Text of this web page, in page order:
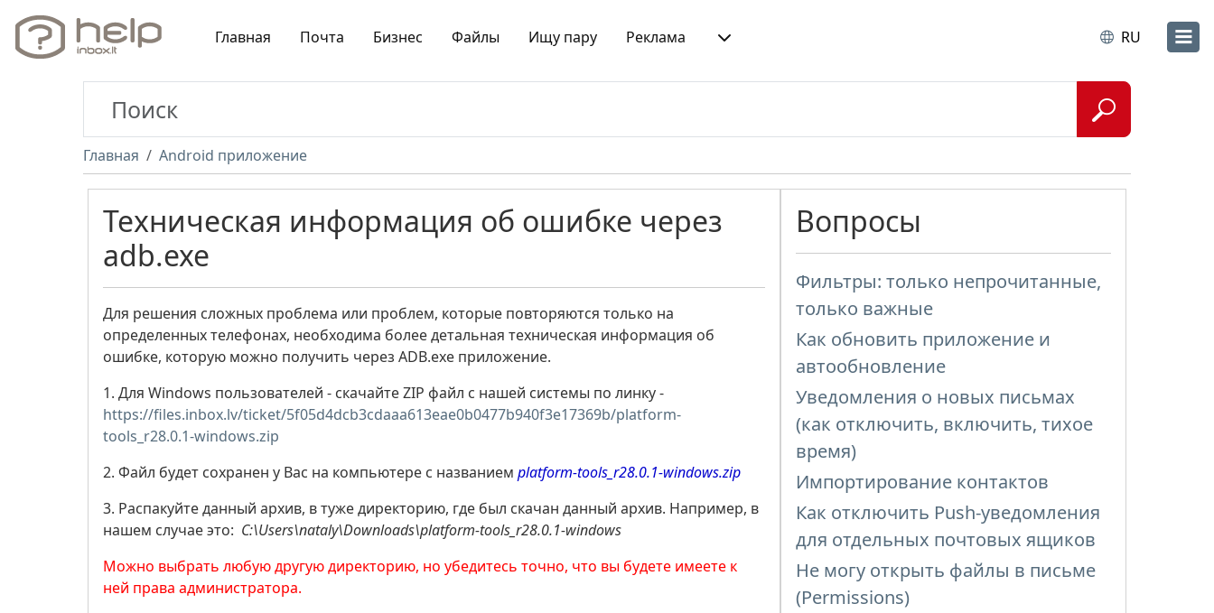
Главная Почта Бизнес Файлы Ищу пару Реклама RU
Главная Android приложение
Техническая информация об ошибке через
adb.exe
Для решения сложных проблема или проблем, которые повторяются только на
определенных телефонах, необходима более детальная техническая информация об
ошибке, которую можно получить через ADB.exe приложение.
1. Для Windows пользователей - скачайте ZIP файл с нашей системы по линку -
https://files.inbox.lv/ticket/5f05d4dcb3cdaaa613eae0b0477b940f3e17369b/platform-
tools_r28.0.1-windows.zip
2. Файл будет сохранен у Вас на компьютере с названием platform-tools_r28.0.1-windows.zip
3. Распакуйте данный архив, в туже директорию, где был скачан данный архив. Например, в
нашем случае это: C:\Users\nataly\Downloads\platform-tools_r28.0.1-windows
Можно выбрать любую другую директорию, но убедитесь точно, что вы будете имеете к
ней права администратора.
Вопросы
Фильтры: только непрочитанные,
только важные
Как обновить приложение и
автообновление
Уведомления о новых письмах
(как отключить, включить, тихое
время)
Импортирование контактов
Как отключить Push-уведомления
для отдельных почтовых ящиков
Не могу открыть файлы в письме
(Permissions)